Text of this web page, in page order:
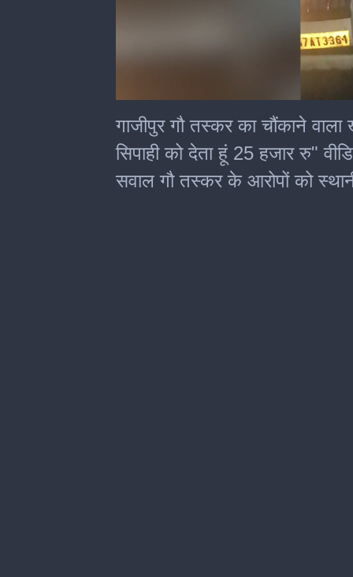
seconds
of
2
minutes,
seconds
गाजीपुर गौ तस्कर का चौंकाने
सिपाही को देता हूं 25 हजार रु"
सवाल गौ तस्कर के आरोपों को